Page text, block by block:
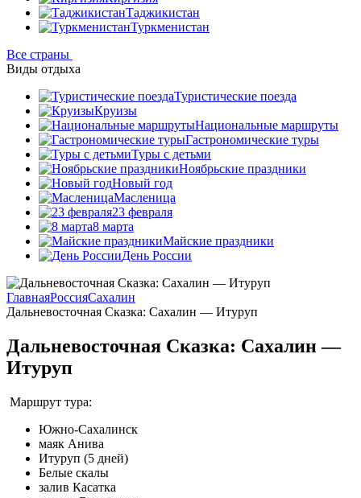
Таджикистан
Туркменистан
Все страны
Виды отдыха
Туристические поезда
Круизы
Национальные маршруты
Гастрономические туры
Туры с детьми
Ноябрьские праздники
Новый год
Масленица
23 февраля
8 марта
Майские праздники
День России
ГлавнаяРоссияСахалин
Дальневосточная Сказка: Сахалин — Итуруп
Дальневосточная Сказка: Сахалин —
Итуруп
Маршрут тура:
Южно-Сахалинск
маяк Анива
Итуруп (5 дней)
Белые скалы
залив Касатка